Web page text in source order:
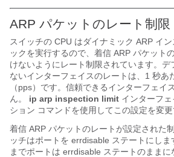
ARP パケットのレート制限
スイッチの CPU はダイナミック ARP イ
ックを実行するので、着信 ARP パケット
けないようにレート制限されています。デ
ないインターフェイスのレートは、1 秒あ
（pps）です。信頼できるインターフェイ
ん。
ip arp inspection limit インターフ
ション コマンドを使用してこの設定を変更
着信 ARP パケットのレートが設定された
ッチはポートを errdisable ステートにしま
までポートは errdisable ステートのままに